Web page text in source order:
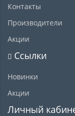
Контакты
Производители
Акции
Ссылки
Новинки
Акции
Личный